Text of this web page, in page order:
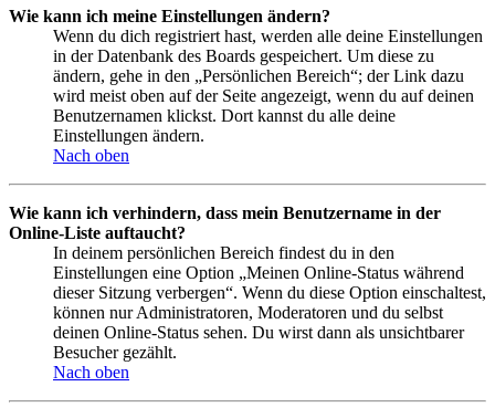
Wie kann ich meine Einstellungen ändern?
Wenn du dich registriert hast, werden alle deine Einstellungen
in der Datenbank des Boards gespeichert. Um diese zu
ändern, gehe in den „Persönlichen Bereich“; der Link dazu
wird meist oben auf der Seite angezeigt, wenn du auf deinen
Benutzernamen klickst. Dort kannst du alle deine
Einstellungen ändern.
Nach oben
Wie kann ich verhindern, dass mein Benutzername in der
Online-Liste auftaucht?
In deinem persönlichen Bereich findest du in den
Einstellungen eine Option „Meinen Online-Status während
dieser Sitzung verbergen“. Wenn du diese Option einschaltest,
können nur Administratoren, Moderatoren und du selbst
deinen Online-Status sehen. Du wirst dann als unsichtbarer
Besucher gezählt.
Nach oben